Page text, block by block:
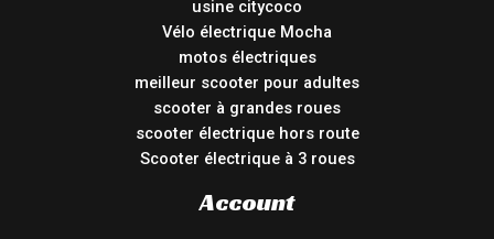
usine citycoco
Vélo électrique Mocha
motos électriques
meilleur scooter pour adultes
scooter à grandes roues
scooter électrique hors route
Scooter électrique à 3 roues
Account